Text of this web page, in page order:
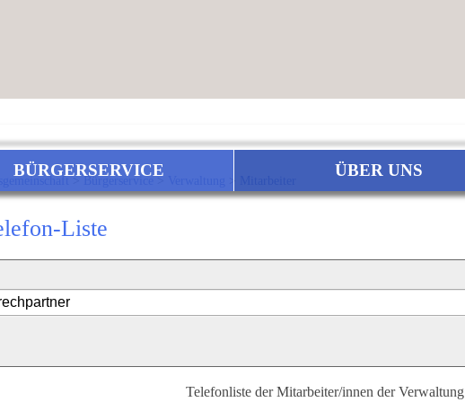
BÜRGERSERVICE ÜBER UNS
>Bürgerservice>
Liste
Telefonliste der Mitarbeiter/innen der Verwaltung